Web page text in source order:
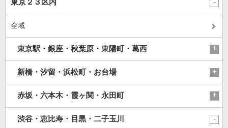
東京２３区内
全域
東京駅・銀座・秋葉原・東陽町・葛西
新橋・汐留・浜松町・お台場
赤坂・六本木・霞ヶ関・永田町
渋谷・恵比寿・目黒・二子玉川